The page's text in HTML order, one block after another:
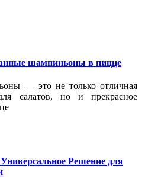
шампиньоны в пицце
— это не только отличная
салатов, но и прекрасное
Решение для